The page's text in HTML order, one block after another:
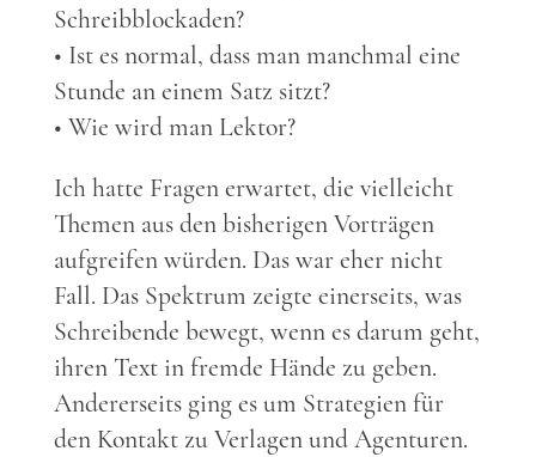
Schreibblockaden?
• Ist es normal, dass man manchmal eine
Stunde an einem Satz sitzt?
• Wie wird man Lektor?
Ich hatte Fragen erwartet, die vielleicht
Themen aus den bisherigen Vorträgen
aufgreifen würden. Das war eher nicht
Fall. Das Spektrum zeigte einerseits, was
Schreibende bewegt, wenn es darum geht,
ihren Text in fremde Hände zu geben.
Andererseits ging es um Strategien für
den Kontakt zu Verlagen und Agenturen.